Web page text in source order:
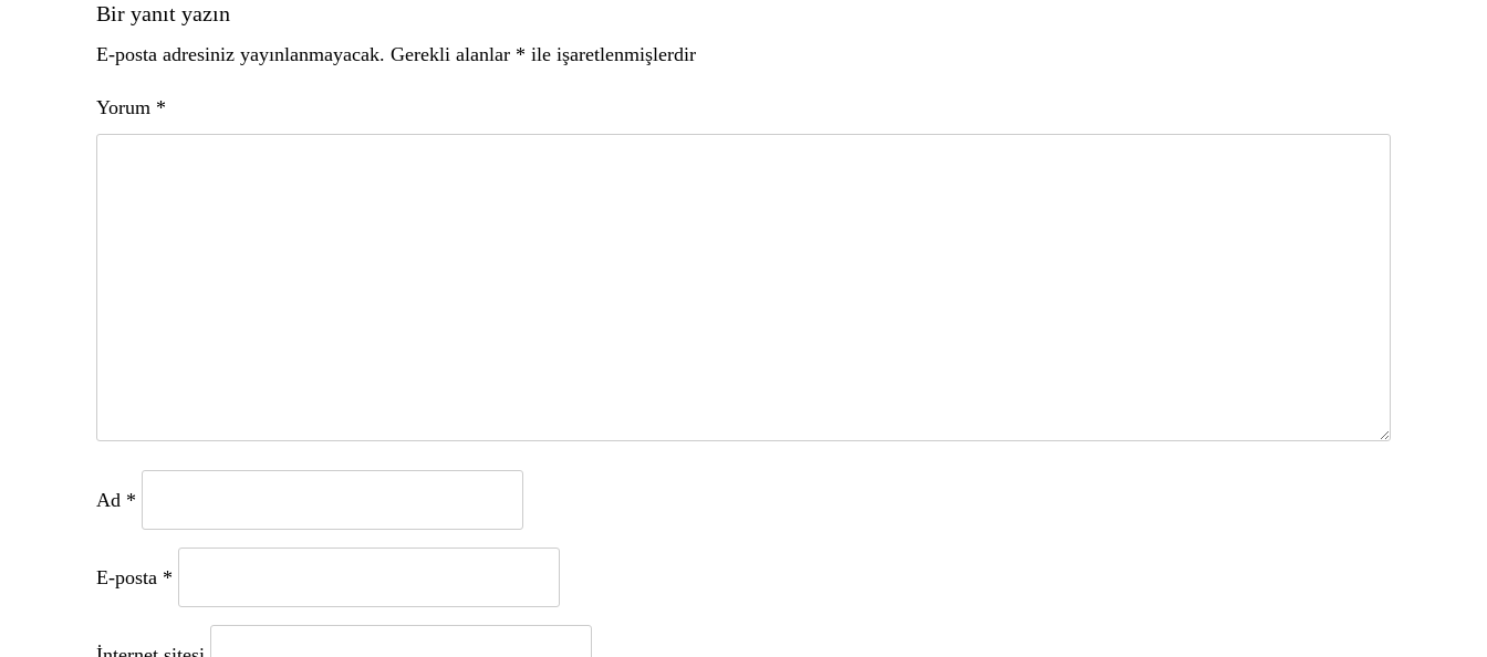
gezinmesi
Bir yanıt yazın
E-posta adresiniz yayınlanmayacak. Gerekli alanlar * ile işaretlenmişlerdir
Yorum *
Ad *
E-posta *